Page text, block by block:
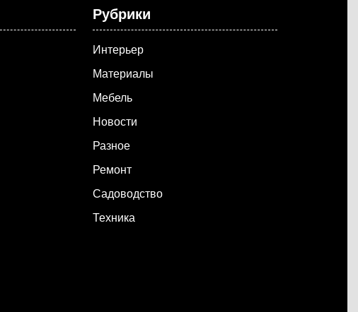
Рубрики
Интерьер
Материалы
Мебель
Новости
Разное
Ремонт
Садоводство
Техника